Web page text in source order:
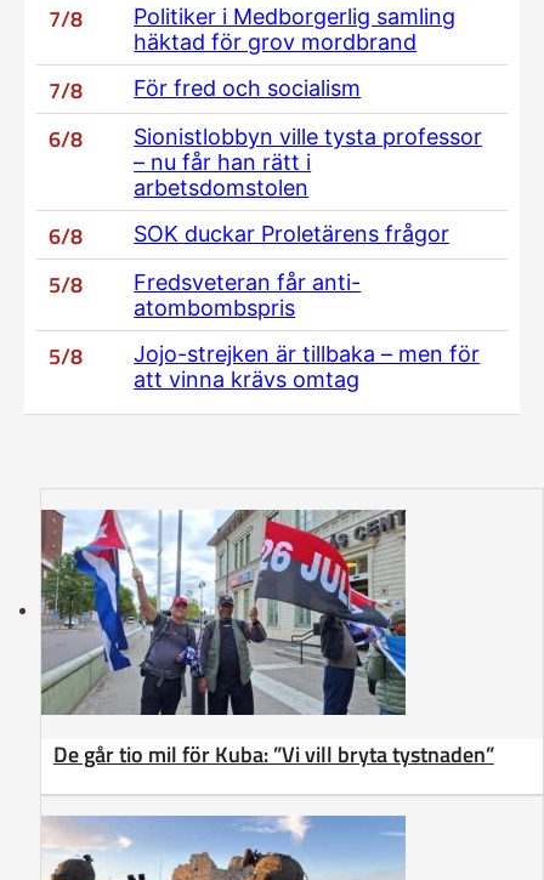
7/8
Politiker i Medborgerlig samling
häktad för grov mordbrand
7/8 För fred och socialism
6/8
Sionistlobbyn ville tysta professor
– nu får han rätt i
arbetsdomstolen
6/8 SOK duckar Proletärens frågor
5/8
Fredsveteran får anti-
atombombspris
5/8
Jojo-strejken är tillbaka – men för
att vinna krävs omtag
De går tio mil för Kuba: ”Vi vill bryta tystnaden”